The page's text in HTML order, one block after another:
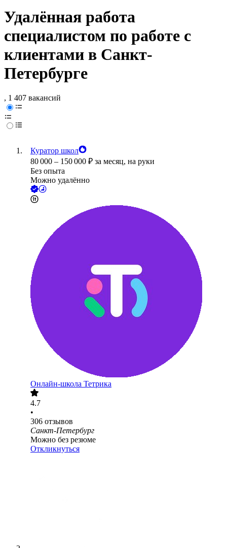
Удалённая работа
специалистом по работе с
клиентами в Санкт-
Петербурге
, 1 407 вакансий
Куратор школ
80 000 – 150 000 ₽ за месяц, на руки
Без опыта
Можно удалённо
Онлайн-школа Тетрика
4.7
•
306 отзывов
Санкт-Петербург
Можно без резюме
Откликнуться